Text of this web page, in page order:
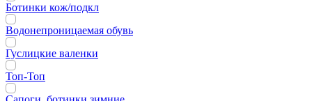
Ботинки кож/подкл
Водонепроницаемая обувь
Гуслицкие валенки
Топ-Топ